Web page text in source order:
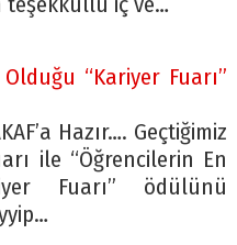
“Kariyer Fuarı”
Hazır…. Geçtiğimiz
ile “Öğrencilerin En
Fuarı” ödülünü